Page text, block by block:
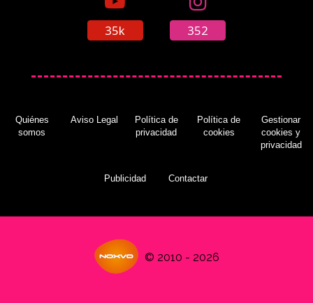
tercera temporada de 'Jessica Jones'
(28/06/2018)
(23/08/2018)
Kevin Feige equipara a Chris Evans con el
35k 352
Quiénes
somos
Aviso Legal
Política de
privacidad
Política de
cookies
Gestionar
cookies y
privacidad
Publicidad Contactar
© 2010 - 2026